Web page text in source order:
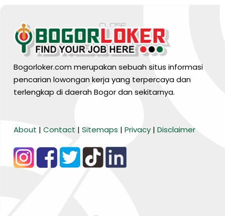
Bogorloker.com merupakan sebuah situs informasi
pencarian lowongan kerja yang terpercaya dan
terlengkap di daerah Bogor dan sekitarnya.
About | Contact | Sitemaps | Privacy | Disclaimer